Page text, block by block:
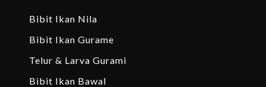
Bibit Ikan Nila
Bibit Ikan Gurame
Telur & Larva Gurami
Bibit Ikan Bawal